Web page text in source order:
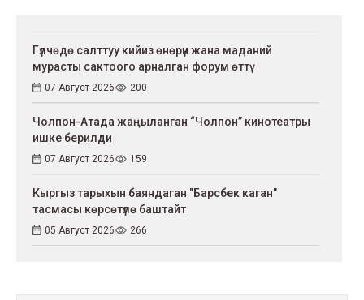
Гүлчөдө салттуу кийиз өнөрүн жана маданий
мурасты сактоого арналган форум өттү
07 Август 2026 200
Чолпон-Атада жаңыланган “Чолпон” кинотеатры
ишке берилди
07 Август 2026 159
Кыргыз тарыхын баяндаган "Барсбек каган"
тасмасы көрсөтүлө баштайт
05 Август 2026 266